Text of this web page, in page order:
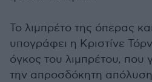
Το λιμπρέτο της όπερας
υπογράφει η Κριστίνε
όγκος του λιμπρέτου, που
την απροσδόκητη